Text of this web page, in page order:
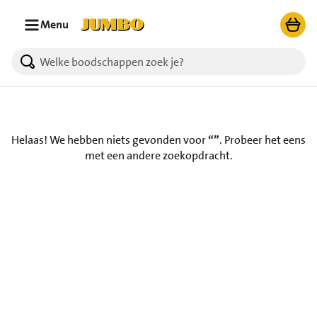
Menu
Helaas! We hebben niets gevonden voor“”. Probeer het eens
met een andere zoekopdracht.